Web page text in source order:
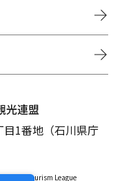
光連盟
1番地（石川県庁
Tourism League